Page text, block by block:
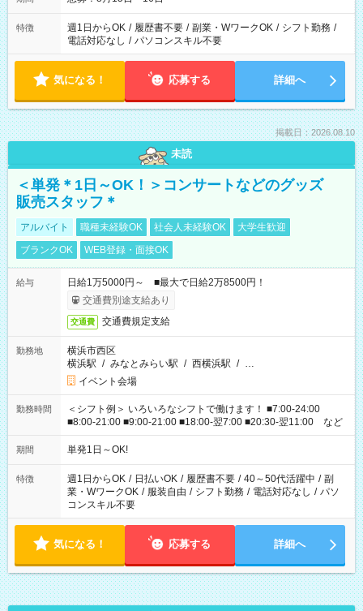
特徴 週1日からOK / 履歴書不要 / 副業・WワークOK / シフト勤務 /
電話対応なし / パソコンスキル不要
気になる！ 応募する 詳細へ
掲載日：2026.08.10
未読
＜単発＊1日～OK！＞コンサートなどのグッズ
販売スタッフ＊
アルバイト 職種未経験OK 社会人未経験OK
大学生歓迎
ブランクOK
WEB登録・面接OK
給与
日給1万5000円～ ■最大で日給2万8500円！
交通費別途支給あり
交通費 交通費規定支給
勤務地
横浜市西区
横浜駅 / みなとみらい駅 / 西横浜駅 / …
イベント会場
勤務時間
＜シフト例＞ いろいろなシフトで働けます！ ■7:00-24:00
■8:00-21:00 ■9:00-21:00 ■18:00-翌7:00 ■20:30-翌11:00 など
期間 単発1日～OK!
特徴 週1日からOK / 日払いOK / 履歴書不要 / 40～50代活躍中 / 副
業・WワークOK / 服装自由 / シフト勤務 / 電話対応なし / パソ
コンスキル不要
気になる！ 応募する 詳細へ